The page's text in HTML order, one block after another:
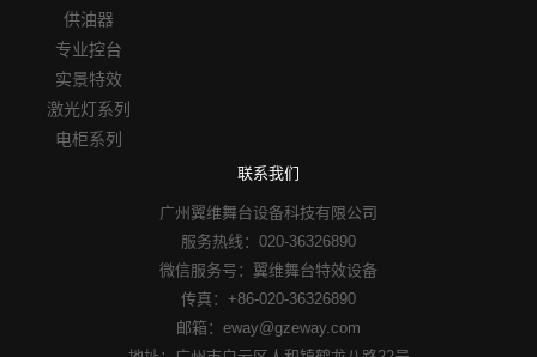
供油器
专业控台
实景特效
激光灯系列
电柜系列
联系我们
广州翼维舞台设备科技有限公司
服务热线：020-36326890
微信服务号：翼维舞台特效设备
传真：+86-020-36326890
邮箱：eway@gzeway.com